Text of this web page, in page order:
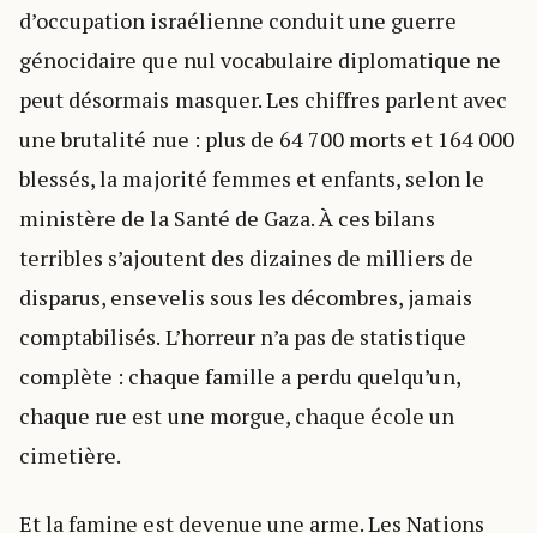
d’occupation israélienne conduit une guerre
génocidaire que nul vocabulaire diplomatique ne
peut désormais masquer. Les chiffres parlent avec
une brutalité nue : plus de 64 700 morts et 164 000
blessés, la majorité femmes et enfants, selon le
ministère de la Santé de Gaza. À ces bilans
terribles s’ajoutent des dizaines de milliers de
disparus, ensevelis sous les décombres, jamais
comptabilisés. L’horreur n’a pas de statistique
complète : chaque famille a perdu quelqu’un,
chaque rue est une morgue, chaque école un
cimetière.
Et la famine est devenue une arme. Les Nations